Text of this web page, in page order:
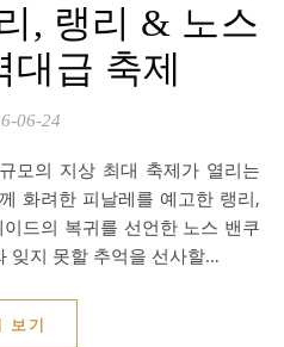
, 랭리 & 노스
대급 축제
06-24
화려한 피날레를 예고한 랭리,
드의 복귀를 선언한 노스 밴쿠
잊지 못할 추억을 선사할…
보기